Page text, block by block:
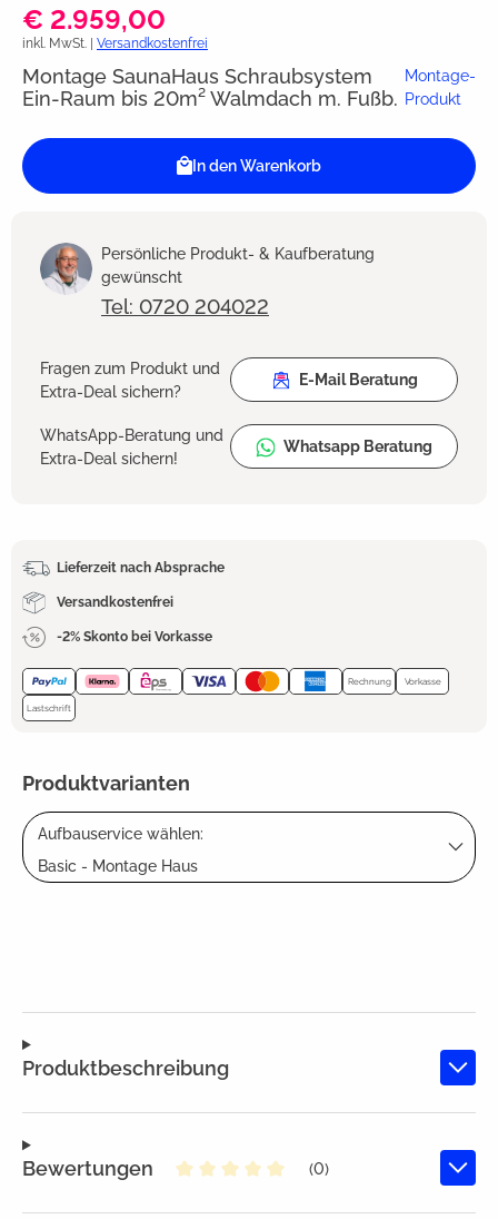
€ 2.959,00
inkl. MwSt. | Versandkostenfrei
Montage SaunaHaus Schraubsystem
Ein-Raum bis 20m² Walmdach m. Fußb.
Montage-
Produkt
In den Warenkorb
Persönliche Produkt- & Kaufberatung
gewünscht
Tel: 0720 204022
Fragen zum Produkt und
Extra-Deal sichern?
E-Mail Beratung
WhatsApp-Beratung und
Extra-Deal sichern!
Whatsapp Beratung
Lieferzeit nach Absprache
Versandkostenfrei
-2% Skonto bei Vorkasse
Rechnung Vorkasse
Lastschrift
Produktvarianten
Aufbauservice wählen:
Basic - Montage Haus
Produktbeschreibung
Bewertungen
(0)